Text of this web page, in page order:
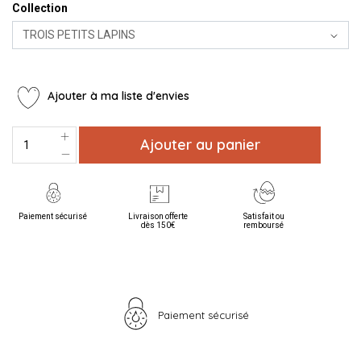
Collection
Ajouter à ma liste d'envies
Ajouter au panier
Paiement sécurisé
Livraison offerte
dès 150€
Satisfait ou
remboursé
Paiement sécurisé